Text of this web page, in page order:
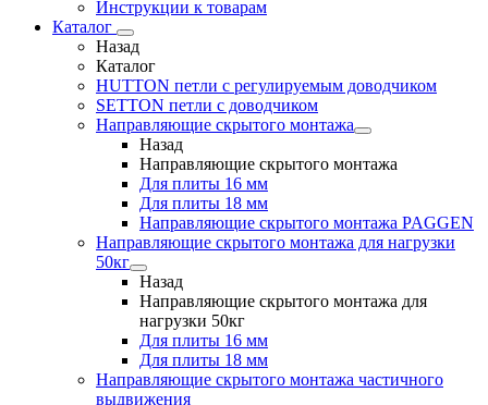
Инструкции к товарам
Каталог
Назад
Каталог
HUTTON петли с регулируемым доводчиком
SETTON петли с доводчиком
Направляющие скрытого монтажа
Назад
Направляющие скрытого монтажа
Для плиты 16 мм
Для плиты 18 мм
Направляющие скрытого монтажа PAGGEN
Направляющие скрытого монтажа для нагрузки
50кг
Назад
Направляющие скрытого монтажа для
нагрузки 50кг
Для плиты 16 мм
Для плиты 18 мм
Направляющие скрытого монтажа частичного
выдвижения